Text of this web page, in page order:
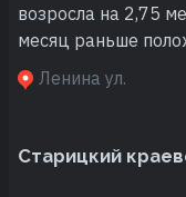
возросла на 2,75
месяц раньше
Ленина ул.
Старицкий